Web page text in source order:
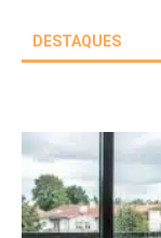
DESTAQUES